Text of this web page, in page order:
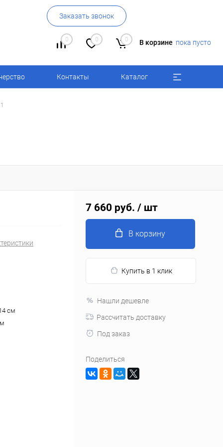
Заказать звонок
0 0 0 В корзине пока пусто
Контакты Каталог
см
7 660 руб. / шт
В корзину
Купить в 1 клик
Нашли дешевле
Рассчитать доставку
Под заказ
Поделиться